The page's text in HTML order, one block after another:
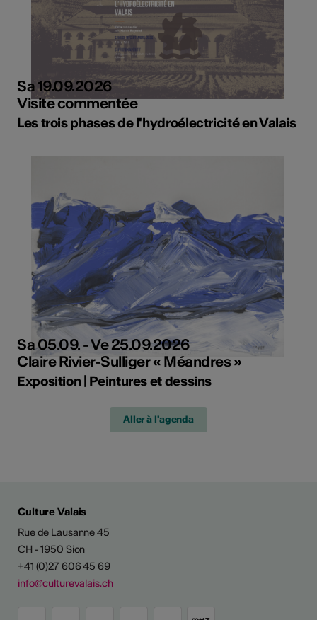
Sa 19.09.2026
Visite commentée
Les trois phases de l'hydroélectricité en Valais
Sa 05.09. - Ve 25.09.2026
Claire Rivier-Sulliger « Méandres »
Exposition | Peintures et dessins
Aller à l'agenda
Culture Valais
Rue de Lausanne 45
CH - 1950 Sion
+41 (0)27 606 45 69
info@culturevalais.ch